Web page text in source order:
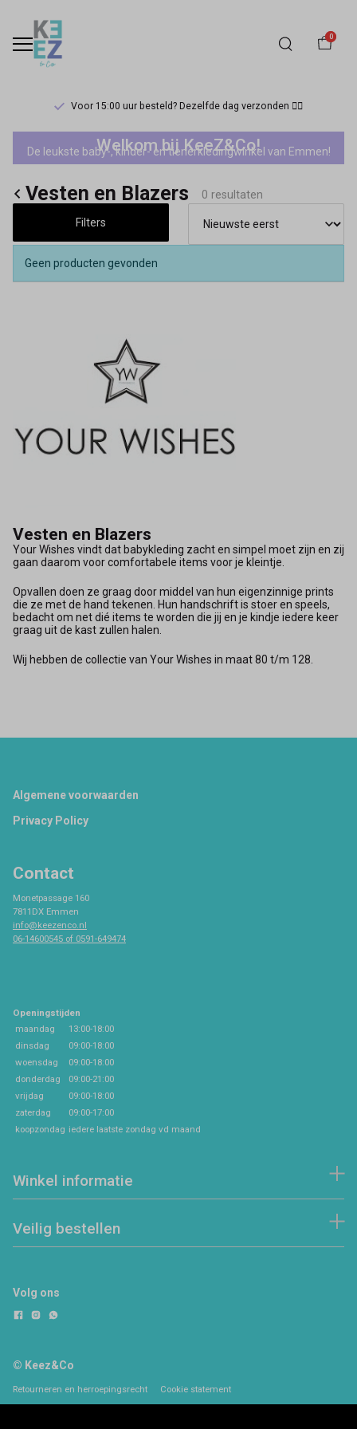
0
Voor 15:00 uur besteld? Dezelfde dag verzonden 🏃‍♀️
Vesten
en
Blazers
Keez&Co
Welkom bij KeeZ&Co!
De leukste baby-, kinder- en tienerkledingwinkel van Emmen!
Vesten en Blazers 0 resultaten
Filters
Geen producten gevonden
Vesten en Blazers
Your Wishes vindt dat babykleding zacht en simpel moet zijn en zij
gaan daarom voor comfortabele items voor je kleintje.
Opvallen doen ze graag door middel van hun eigenzinnige prints
die ze met de hand tekenen. Hun handschrift is stoer en speels,
bedacht om net dié items te worden die jij en je kindje iedere keer
graag uit de kast zullen halen.
Wij hebben de collectie van Your Wishes in maat 80 t/m 128.
Footer
Algemene voorwaarden
Privacy Policy
Contact
Monetpassage 160
7811DX Emmen
info@keezenco.nl
06-14600545 of 0591-649474
Openingstijden
maandag
13:00-18:00
dinsdag
09:00-18:00
woensdag
09:00-18:00
donderdag
09:00-21:00
vrijdag
09:00-18:00
zaterdag
09:00-17:00
koopzondag iedere laatste zondag vd maand
Winkel informatie
Veilig bestellen
Volg ons
© Keez&Co
Retourneren en herroepingsrecht Cookie statement